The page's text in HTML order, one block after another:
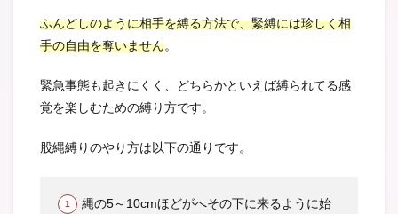
ふんどしのように相手を縛る方法で、緊縛には珍しく相
手の自由を奪いません。
緊急事態も起きにくく、どちらかといえば縛られてる感
覚を楽しむための縛り方です。
股縄縛りのやり方は以下の通りです。
縄の5～10cmほどがへその下に来るように始